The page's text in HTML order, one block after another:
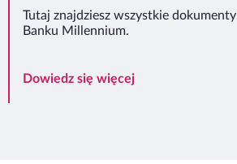
Tutaj znajdziesz wszystkie
Banku Millennium.
Dowiedz się więcejDokumenty